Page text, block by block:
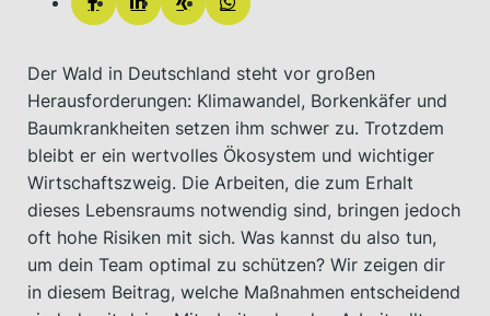
Der Wald in Deutschland steht vor großen
Herausforderungen: Klimawandel, Borkenkäfer und
Baumkrankheiten setzen ihm schwer zu. Trotzdem
bleibt er ein wertvolles Ökosystem und wichtiger
Wirtschaftszweig. Die Arbeiten, die zum Erhalt
dieses Lebensraums notwendig sind, bringen jedoch
oft hohe Risiken mit sich. Was kannst du also tun,
um dein Team optimal zu schützen? Wir zeigen dir
in diesem Beitrag, welche Maßnahmen entscheidend